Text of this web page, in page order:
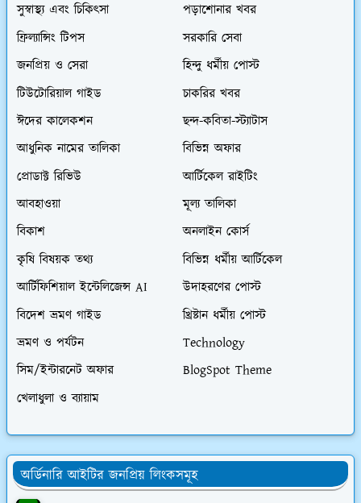
সুস্বাস্থ্য এবং চিকিৎসা
পড়াশোনার খবর
ফ্রিল্যান্সিং টিপস
সরকারি সেবা
জনপ্রিয় ও সেরা
হিন্দু ধর্মীয় পোস্ট
টিউটোরিয়াল গাইড
চাকরির খবর
ঈদের কালেকশন
ছন্দ-কবিতা-স্ট্যাটাস
আধুনিক নামের তালিকা
বিভিন্ন অফার
প্রোডাক্ট রিভিউ
আর্টিকেল রাইটিং
আবহাওয়া
মূল্য তালিকা
বিকাশ
অনলাইন কোর্স
কৃষি বিষয়ক তথ্য
বিভিন্ন ধর্মীয় আর্টিকেল
আর্টিফিশিয়াল ইন্টেলিজেন্স AI
উদাহরণের পোস্ট
বিদেশ ভ্রমণ গাইড
খ্রিষ্টান ধর্মীয় পোস্ট
ভ্রমণ ও পর্যটন
Technology
সিম/ইন্টারনেট অফার
BlogSpot Theme
খেলাধুলা ও ব্যায়াম
অর্ডিনারি আইটির জনপ্রিয় লিংকসমূহ